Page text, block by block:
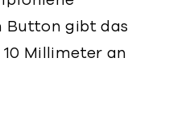
Button gibt das
Millimeter an